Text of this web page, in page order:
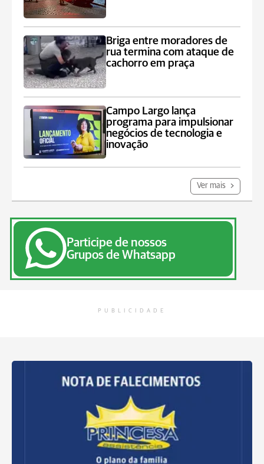
Briga entre moradores de
rua termina com ataque de
cachorro em praça
Campo Largo lança
programa para impulsionar
negócios de tecnologia e
inovação
Ver mais
Participe de nossos
Grupos de Whatsapp
PUBLICIDADE